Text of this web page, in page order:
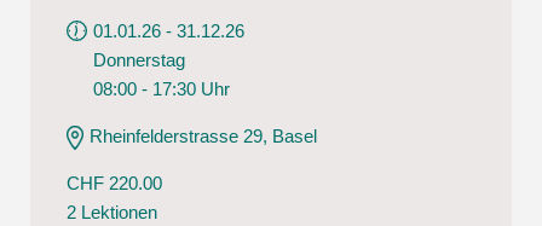
01.01.26 - 31.12.26
Donnerstag
08:00 - 17:30 Uhr
Rheinfelderstrasse 29, Basel
CHF 220.00
2 Lektionen